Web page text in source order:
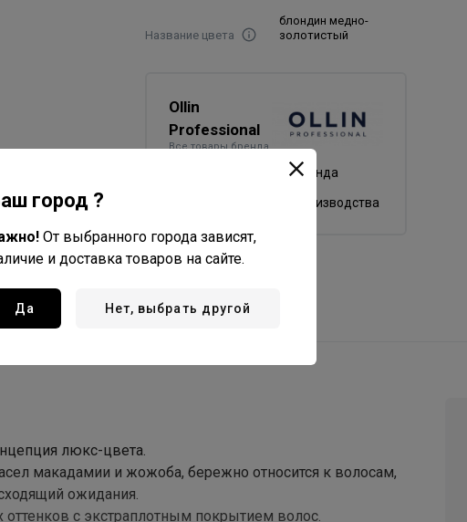
Название цвета
блондин медно-
золотистый
Ollin
Professional
Все товары бренда
Россия - страна бренда
Россия - страна производства
люкс-цвета.
макадамии и жожоба, бережно относится к волосам,
ожидания.
оттенков с экстраплотным покрытием волос.
город ?
От выбранного города зависят,
и доставка товаров на сайте.
Да Нет, выбрать другой